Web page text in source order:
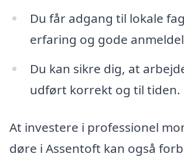
Du får adgang til lokale
erfaring og gode
Du kan sikre dig, at
udført korrekt og til tiden.
At investere i professionel
døre i Assentoft kan også